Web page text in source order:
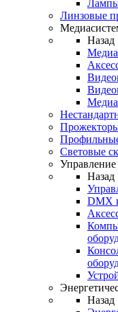
Лампы
Линзовые
Назад
Световые
Назад
DMX
Назад